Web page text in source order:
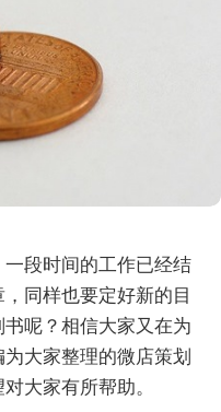
段时间的工作已经结
同样也要定好新的目
呢？相信大家又在为
大家整理的微店策划
大家有所帮助。